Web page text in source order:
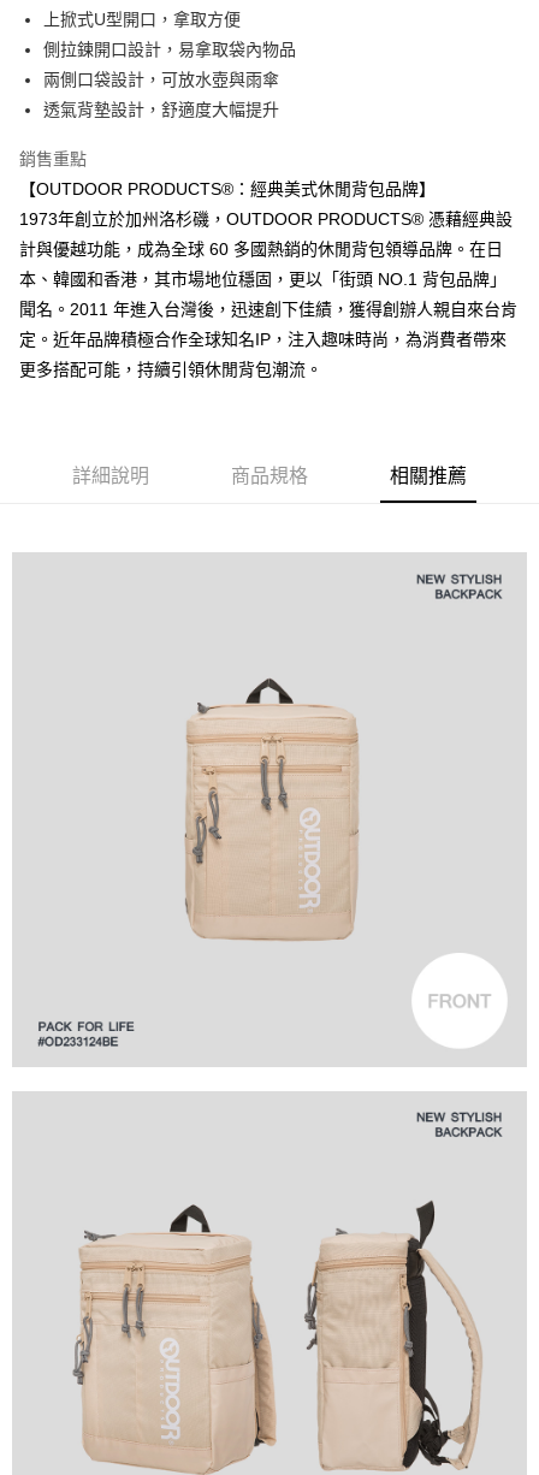
Apple Pay
悠遊付
AFTEE先享後付
【關於「AFTEE先享後付」】
AFTEE先享後付是「在收到商品之後才付款」的支付方式。 讓您購物簡單
便利好安心！
１．簡單：不需註冊會員、不需綁卡、不需儲值。
２．便利：只要手機號碼，簡訊認證，即可結帳。
３．安心：先確認商品／服務後，再付款。
【「AFTEE先享後付」結帳流程】
１．於結帳方式選擇「AFTEE先享後付」後，將跳轉至「AFTEE先享後付」
２．訂單成立數日內，您將收到繳費通知簡訊。
購買商品的店家。未經商家同意取消之訂單仍視為有效，需透過AFTEE先享
後付繳納相關費用。
※ 交易是否成功請以「AFTEE先享後付 」之結帳頁面顯示為準，若有關於
客戶支援中心」https://netprotections.freshdesk.com/support/home
２．關於個人資料處理事宜，請瀏覽以下網址：
https://aftee.tw/terms/#terms3
３．未成年的使用者請事先徵得法定代理人或監護人之同意方可使用
「AFTEE先享後付」，若未經同意申辦者引起之損失，本公司不負相關責
４．使用「AFTEE先享後付」時，將依據個別帳號之用戶狀況，依本公司即
時審查核予不同之上限額度；若仍有額度不足之情形，本公司將視審查結果
請求用戶進行身份認證。
５．嚴禁一人註冊多個帳號或使用他人資訊註冊。若發現惡意使用之情形，
恩沛科技股份有限公司將有權停止該用戶之使用額度並採取法律行動。
全家取貨付款
每筆NT$80，滿NT$1,000(含以上)免運費
付款後全家取貨
每筆NT$80，滿NT$1,000(含以上)免運費
每筆NT$80，滿NT$1,000(含以上)免運費
每筆NT$80，滿NT$1,000(含以上)免運費
上掀式U型開口，拿取方便
側拉鍊開口設計，易拿取袋內物品
兩側口袋設計，可放水壺與雨傘
透氣背墊設計，舒適度大幅提升
銷售重點
【OUTDOOR PRODUCTS®：經典美式休閒背包品牌】
1973年創立於加州洛杉磯，OUTDOOR PRODUCTS® 憑藉經典設
計與優越功能，成為全球 60 多國熱銷的休閒背包領導品牌。在日
本、韓國和香港，其市場地位穩固，更以「街頭 NO.1 背包品牌」
聞名。2011 年進入台灣後，迅速創下佳績，獲得創辦人親自來台肯
定。近年品牌積極合作全球知名IP，注入趣味時尚，為消費者帶來
更多搭配可能，持續引領休閒背包潮流。
詳細說明 商品規格 相關推薦